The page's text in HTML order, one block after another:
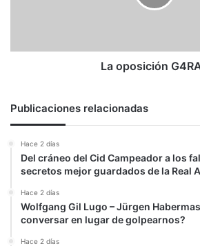
La oposición
Publicaciones relacionadas
Hace 2 días
Del cráneo del Cid Campeador a los
secretos mejor guardados de la Real
Hace 2 días
Wolfgang Gil Lugo – Jürgen
conversar en lugar de golpearnos?
Hace 2 días